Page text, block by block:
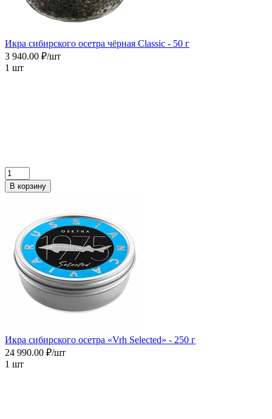
Икра сибирского осетра чёрная Сlassic - 50 г
3 940.00 ₽/шт
1 шт
В корзину
Икра сибирского осетра «Vrh Selected» - 250 г
24 990.00 ₽/шт
1 шт